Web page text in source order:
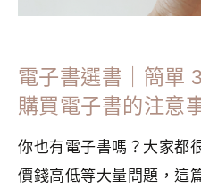
電子書選書｜簡單
購買電子書的注意
你也有電子書嗎？大家都
價錢高低等大量問題，這